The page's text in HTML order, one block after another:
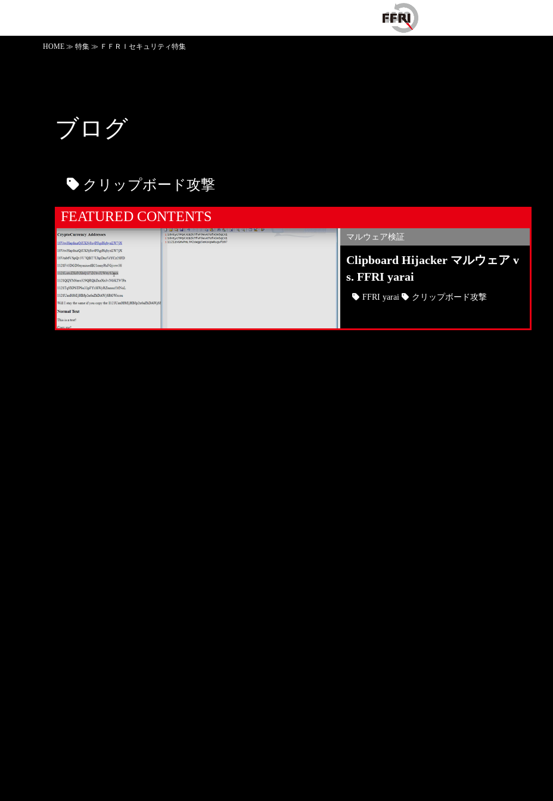
HOME ≫ 特集 ≫ ＦＦＲＩセキュリティ特集
ブログ
クリップボード攻撃
FEATURED CONTENTS
マルウェア検証
Clipboard Hijacker マルウェア v
s. FFRI yarai
FFRI yarai クリップボード攻撃